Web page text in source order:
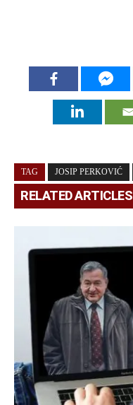
TAG JOSIP PERKOVIĆ
RELATED ARTICLES